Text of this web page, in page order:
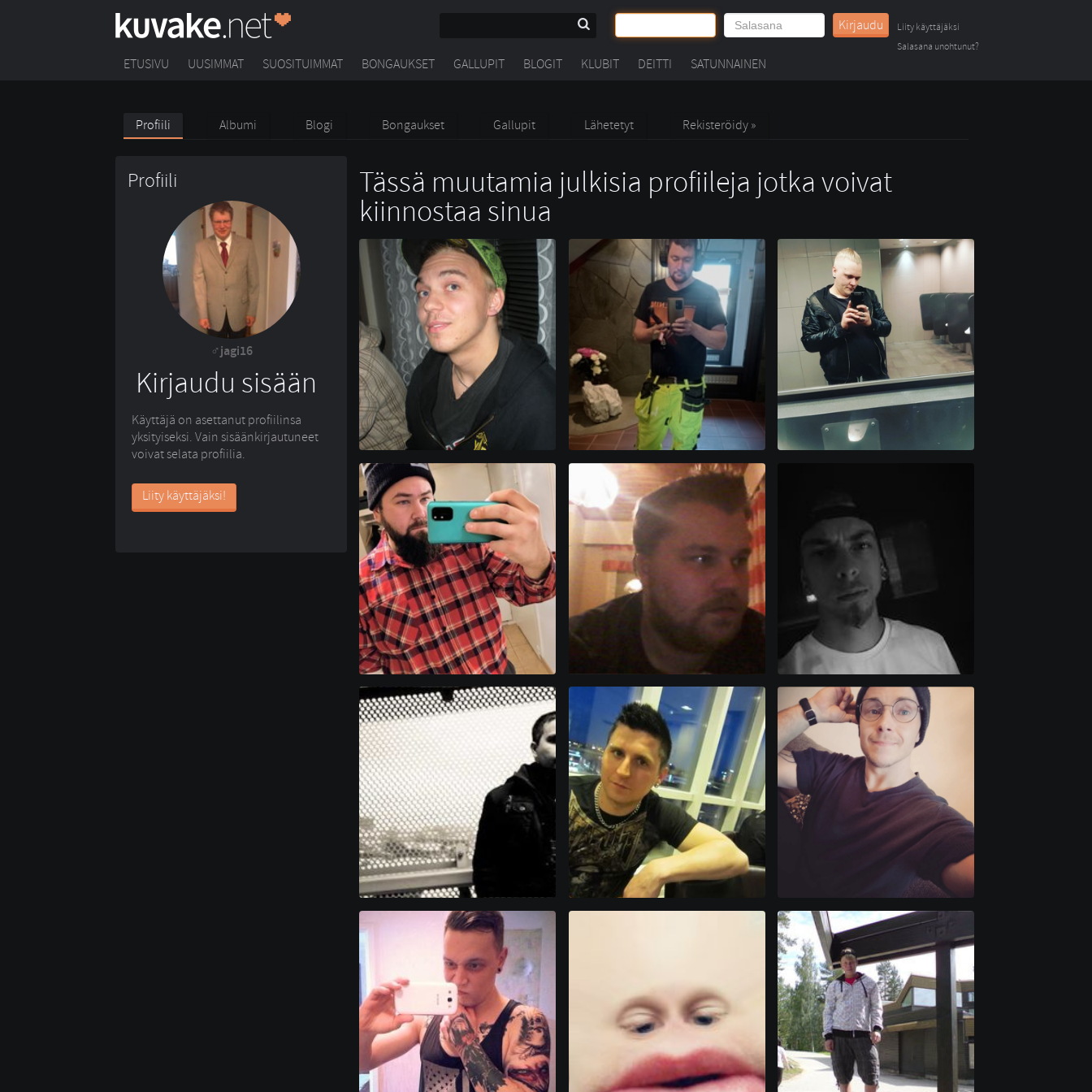
Kirjaudu
Liity käyttäjäksi
Salasana unohtunut?
ETUSIVU UUSIMMAT SUOSITUIMMAT BONGAUKSET GALLUPIT BLOGIT KLUBIT DEITTI SATUNNAINEN
Profiili Albumi Blogi Bongaukset Gallupit Lähetetyt Rekisteröidy »
Profiili
jagi16
Kirjaudu sisään
Käyttäjä on asettanut profiilinsa
yksityiseksi. Vain sisäänkirjautuneet
voivat selata profiilia.
Liity käyttäjäksi!
Tässä muutamia julkisia profiileja jotka voivat
kiinnostaa sinua